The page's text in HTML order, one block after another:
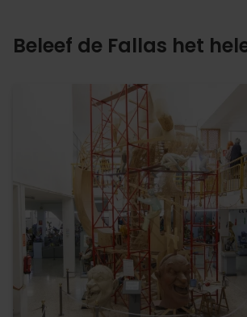
Beleef de Fallas het